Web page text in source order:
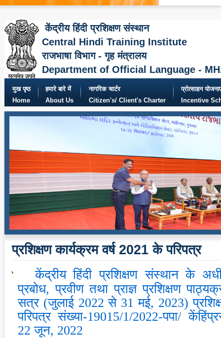
केंद्रीय हिंदी प्रशिक्षण संस्थान
Central Hindi Training Institute
राजभाषा विभाग - गृह मंत्रालय
Department of Official Language -
मुख पृष्ठ
Home
हमारे बारे में
About Us
नागरिक चार्टर
Citizen's/ Client's Charter
प्रोत्साहन
Incentive
प्रशिक्षण कार्यक्रम वर्ष 2021 के परिपत्र
केंद्रीय हिंदी प्रशिक्षण संस्‍थान के अधीन
प्रबोध, प्रवीण तथा प्राज्ञ प्रशिक्षण
सत्र (जुलाई 2022 से 31 मई, 2023)
परिपत्र संख्‍या-19015/1/2022-पपा/
22 जून, 2022